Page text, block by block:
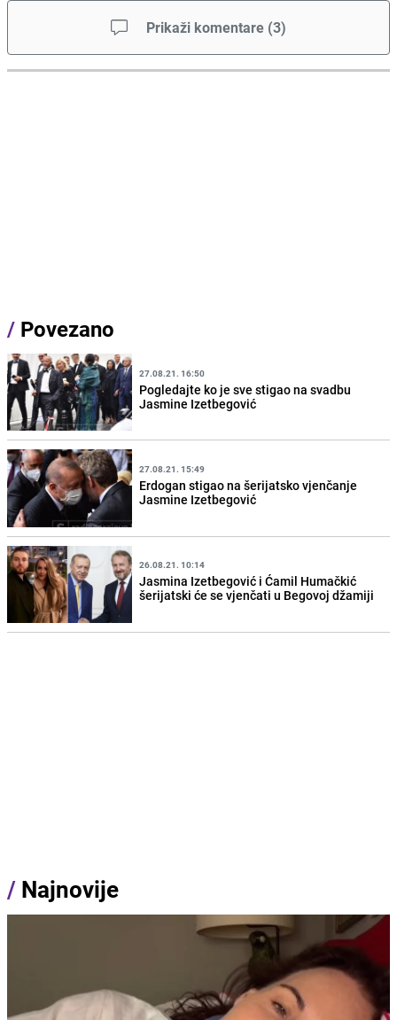
Prikaži komentare (3)
/ Povezano
27.08.21. 16:50
Pogledajte ko je sve stigao na svadbu
Jasmine Izetbegović
27.08.21. 15:49
Erdogan stigao na šerijatsko vjenčanje
Jasmine Izetbegović
26.08.21. 10:14
Jasmina Izetbegović i Ćamil Humačkić
šerijatski će se vjenčati u Begovoj džamiji
/ Najnovije